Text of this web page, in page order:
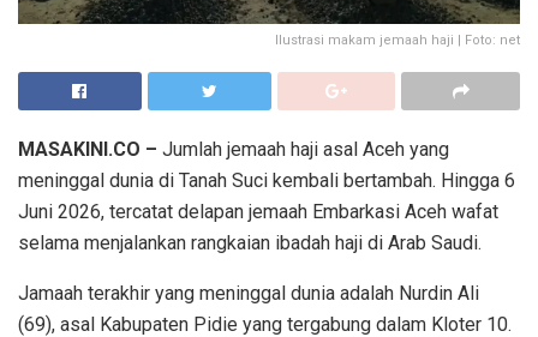
Ilustrasi makam jemaah haji | Foto: net
MASAKINI.CO – Jumlah jemaah haji asal Aceh yang
meninggal dunia di Tanah Suci kembali bertambah. Hingga 6
Juni 2026, tercatat delapan jemaah Embarkasi Aceh wafat
selama menjalankan rangkaian ibadah haji di Arab Saudi.
Jamaah terakhir yang meninggal dunia adalah Nurdin Ali
(69), asal Kabupaten Pidie yang tergabung dalam Kloter 10.